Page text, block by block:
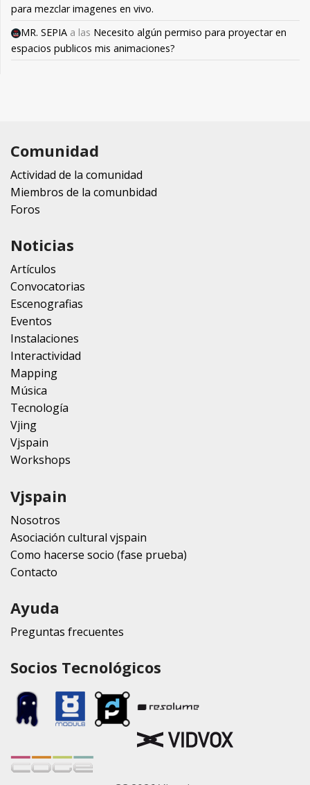
para mezclar imagenes en vivo.
MR. SEPIA a las Necesito algún permiso para proyectar en
espacios publicos mis animaciones?
Comunidad
Actividad de la comunidad
Miembros de la comunbidad
Foros
Noticias
Artículos
Convocatorias
Escenografias
Eventos
Instalaciones
Interactividad
Mapping
Música
Tecnología
Vjing
Vjspain
Workshops
Vjspain
Nosotros
Asociación cultural vjspain
Como hacerse socio (fase prueba)
Contacto
Ayuda
Preguntas frecuentes
Socios Tecnológicos